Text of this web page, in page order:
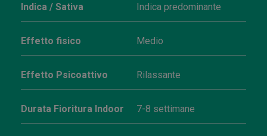
Indica / Sativa Indica predominante
Effetto fisico Medio
Effetto Psicoattivo Rilassante
Durata Fioritura Indoor 7-8 settimane